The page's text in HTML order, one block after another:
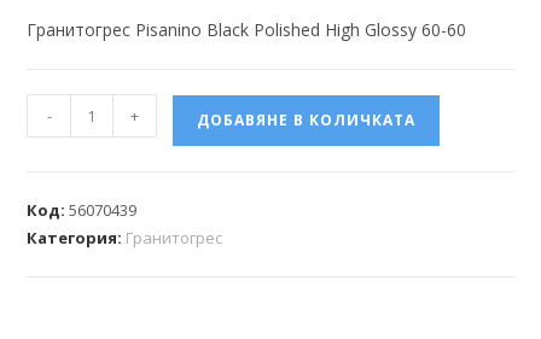
Гранитогрес Pisanino Black Polished High Glossy 60-60
- + ДОБАВЯНЕ В КОЛИЧКАТА
Код:56070439
Категория: Гранитогрес